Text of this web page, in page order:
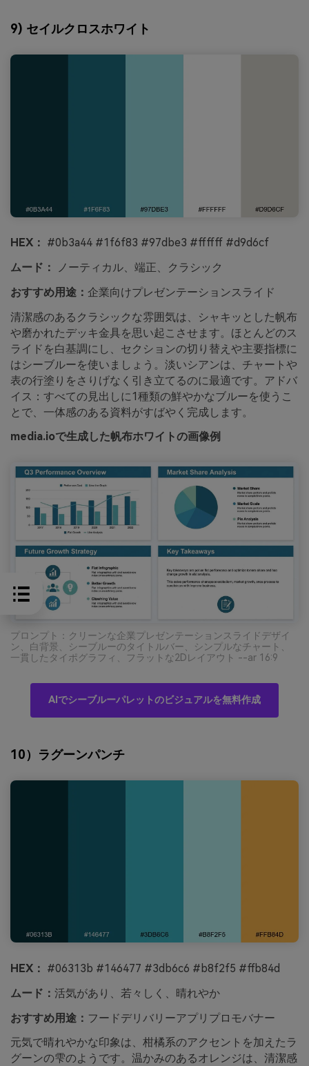
9) セイルクロスホワイト
HEX： #0b3a44 #1f6f83 #97dbe3 #ffffff #d9d6cf
ムード：
ノーティカル、端正、クラシック
おすすめ用途： 企業向けプレゼンテーションスライド
清潔感のあるクラシックな雰囲気は、シャキッとした帆布
や磨かれたデッキ金具を思い起こさせます。ほとんどのス
ライドを白基調にし、セクションの切り替えや主要指標に
はシーブルーを使いましょう。淡いシアンは、チャートや
表の行塗りをさりげなく引き立てるのに最適です。アドバ
イス：すべての見出しに1種類の鮮やかなブルーを使うこ
とで、一体感のある資料がすばやく完成します。
media.ioで生成した帆布ホワイトの画像例
プロンプト：クリーンな企業プレゼンテーションスライドデザイ
ン、白背景、シーブルーのタイトルバー、シンプルなチャート、
一貫したタイポグラフィ、フラットな2Dレイアウト --ar 16:9
AIでシーブルーパレットのビジュアルを無料作成
10）ラグーンパンチ
HEX： #06313b #146477 #3db6c6 #b8f2f5 #ffb84d
ムード： 活気があり、若々しく、晴れやか
おすすめ用途： フードデリバリーアプリプロモバナー
元気で晴れやかな印象は、柑橘系のアクセントを加えたラ
グーンの雫のようです。温かみのあるオレンジは、清潔感